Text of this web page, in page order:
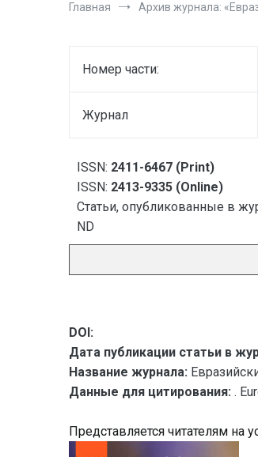
Главная Архив журнала:
Номер части:
Журнал
ISSN: 2411-6467 (Print)
ISSN: 2413-9335 (Online)
Статьи, опубликованные в
ND
DOI:
Дата публикации статьи в
Название журнала:
Данные для цитирования: .
Представляется читателям на